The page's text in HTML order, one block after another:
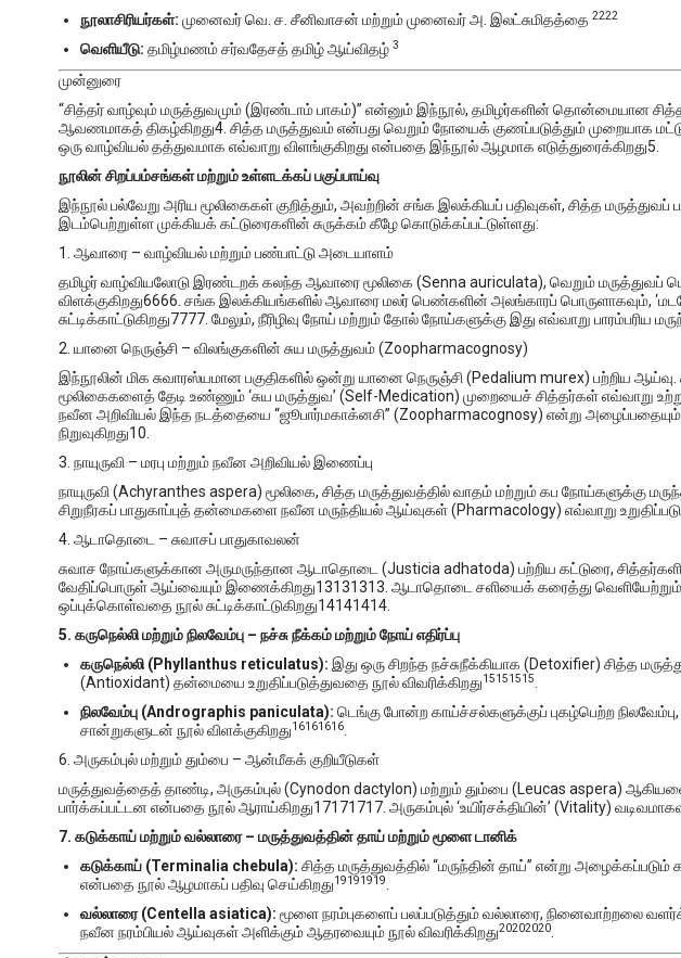
நூலாசிரியர்கள்: முனைவர் வெ. ச. சீனிவாசன் மற்றும் முனைவர் அ. இலட்சுமிதத்தை 2222
வெளியீடு: தமிழ்மணம் சர்வதேசத் தமிழ் ஆய்விதழ் 3
முன்னுரை
“சித்தர் வாழ்வும் மருத்துவமும் (இரண்டாம் பாகம்)” என்னும் இந்நூல், தமிழர்களின் தொன்மையான
ஆவணமாகத் திகழ்கிறது4. சித்த மருத்துவம் என்பது வெறும் நோயைக் குணப்படுத்தும் முறையாக
ஒரு வாழ்வியல் தத்துவமாக எவ்வாறு விளங்குகிறது என்பதை இந்நூல் ஆழமாக எடுத்துரைக்கிறது5.
நூலின் சிறப்பம்சங்கள் மற்றும் உள்ளடக்கப் பகுப்பாய்வு
இந்நூல் பல்வேறு அரிய மூலிகைகள் குறித்தும், அவற்றின் சங்க இலக்கியப் பதிவுகள், சித்த
இடம்பெற்றுள்ள முக்கியக் கட்டுரைகளின் சுருக்கம் கீழே கொடுக்கப்பட்டுள்ளது:
1. ஆவாரை – வாழ்வியல் மற்றும் பண்பாட்டு அடையாளம்
தமிழர் வாழ்வியலோடு இரண்டறக் கலந்த ஆவாரை மூலிகை (Senna auriculata), வெறும் மருத்துவப்
விளக்குகிறது6666. சங்க இலக்கியங்களில் ஆவாரை மலர் பெண்களின் அலங்காரப் பொருளாகவும்,
சுட்டிக்காட்டுகிறது7777. மேலும், நீரிழிவு நோய் மற்றும் தோல் நோய்களுக்கு இது எவ்வாறு பாரம்பரிய
2. யானை நெருஞ்சி – விலங்குகளின் சுய மருத்துவம் (Zoopharmacognosy)
இந்நூலின் மிக சுவாரஸ்யமான பகுதிகளில் ஒன்று யானை நெருஞ்சி (Pedalium murex) பற்றிய
மூலிகைகளைத் தேடி உண்ணும் ‘சுய மருத்துவ’ (Self-Medication) முறையைச் சித்தர்கள் எவ்வாறு
நவீன அறிவியல் இந்த நடத்தையை “ஜூபார்மகாக்னசி” (Zoopharmacognosy) என்று
நிறுவுகிறது10.
3. நாயுருவி – மரபு மற்றும் நவீன அறிவியல் இணைப்பு
நாயுருவி (Achyranthes aspera) மூலிகை, சித்த மருத்துவத்தில் வாதம் மற்றும் கப நோய்களுக்கு
சிறுநீரகப் பாதுகாப்புத் தன்மைகளை நவீன மருந்தியல் ஆய்வுகள் (Pharmacology) எவ்வாறு
4. ஆடாதொடை – சுவாசப் பாதுகாவலன்
சுவாச நோய்களுக்கான அருமருந்தான ஆடாதொடை (Justicia adhatoda) பற்றிய கட்டுரை,
வேதிப்பொருள் ஆய்வையும் இணைக்கிறது13131313. ஆடாதொடை சளியைக் கரைத்து
ஒப்புக்கொள்வதை நூல் சுட்டிக்காட்டுகிறது14141414.
5. கருநெல்லி மற்றும் நிலவேம்பு – நச்சு நீக்கம் மற்றும் நோய் எதிர்ப்பு
கருநெல்லி (Phyllanthus reticulatus): இது ஒரு சிறந்த நச்சுநீக்கியாக (Detoxifier) சித்த
(Antioxidant) தன்மையை உறுதிப்படுத்துவதை நூல் விவரிக்கிறது15151515
நிலவேம்பு (Andrographis paniculata): டெங்கு போன்ற காய்ச்சல்களுக்குப் புகழ்பெற்ற
சான்றுகளுடன் நூல் விளக்குகிறது16161616
6. அருகம்புல் மற்றும் தும்பை – ஆன்மீகக் குறியீடுகள்
மருத்துவத்தைத் தாண்டி, அருகம்புல் (Cynodon dactylon) மற்றும் தும்பை (Leucas aspera)
பார்க்கப்பட்டன என்பதை நூல் ஆராய்கிறது17171717. அருகம்புல் ‘உயிர்சக்தியின்’ (Vitality)
7. கடுக்காய் மற்றும் வல்லாரை – மருத்துவத்தின் தாய் மற்றும் மூளை டானிக்
கடுக்காய் (Terminalia chebula): சித்த மருத்துவத்தில் “மருந்தின் தாய்” என்று
என்பதை நூல் ஆழமாகப் பதிவு செய்கிறது19191919
வல்லாரை (Centella asiatica): மூளை நரம்புகளைப் பலப்படுத்தும் வல்லாரை, நினைவாற்றலை
நவீன நரம்பியல் ஆய்வுகள் அளிக்கும் ஆதரவையும் நூல் விவரிக்கிறது20202020